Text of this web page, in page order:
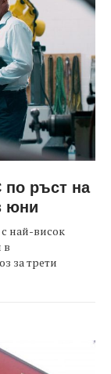
по ръст на
юни
най-висок
в
за трети